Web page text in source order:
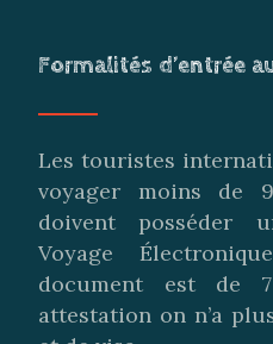
Formalités d’entrée
Les touristes
voyager moins de
doivent posséder
Voyage
document est de
attestation on n’a